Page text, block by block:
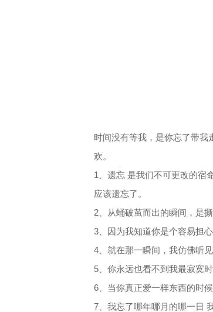
时间没有等我，是你忘了带
欢。
1、遗忘 是我们不可更改的宿
应该遗忘了。
2、从蛹破茧而出的瞬间，是
3、因为我知道你是个容易担
4、就在那一瞬间，我仿佛听
5、你永远也看不到我最寂寞
6、当你真正爱一样东西的时
7、我忘了哪年哪月的哪一日